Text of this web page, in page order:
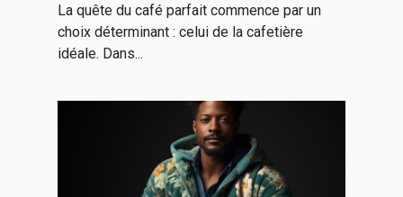
La quête du café parfait commence par un
choix déterminant : celui de la cafetière
idéale. Dans...